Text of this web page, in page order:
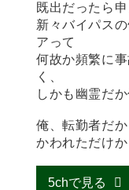
既出だったら申
新々バイパス
アって
何故か頻繁に
く、
しかも幽霊だ
俺、転勤者だ
かわれただけ
5chで見る